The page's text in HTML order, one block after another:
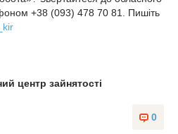
+38 (093) 478 70 81. Пишіть
центр зайнятості
0